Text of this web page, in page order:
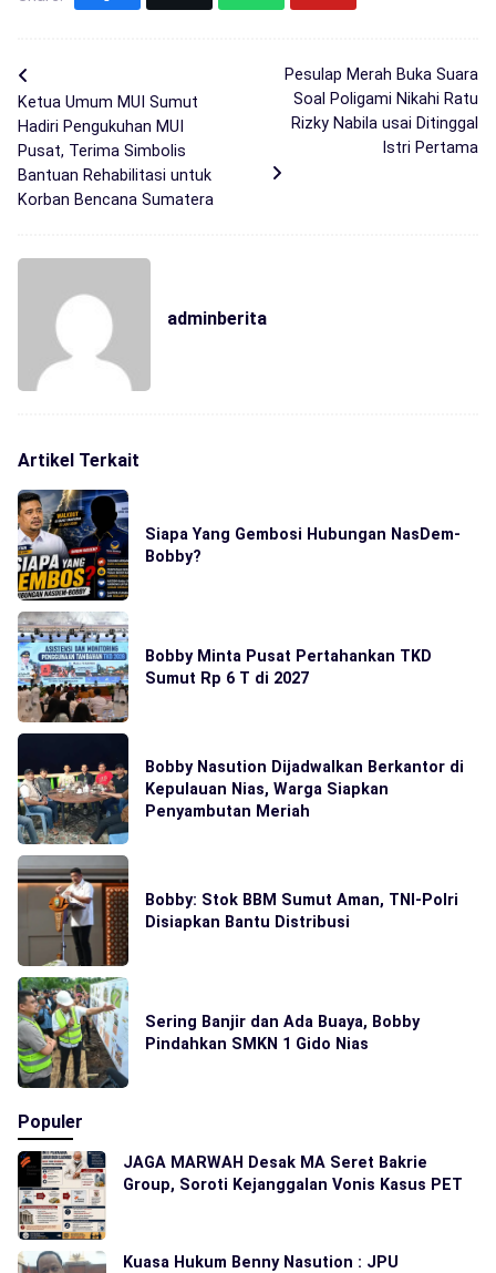
Ketua Umum MUI Sumut
Hadiri Pengukuhan MUI
Pusat, Terima Simbolis
Bantuan Rehabilitasi untuk
Korban Bencana Sumatera
Pesulap Merah Buka Suara
Soal Poligami Nikahi Ratu
Rizky Nabila usai Ditinggal
Istri Pertama
adminberita
Artikel Terkait
Siapa Yang Gembosi Hubungan NasDem-
Bobby?
Bobby Minta Pusat Pertahankan TKD
Sumut Rp 6 T di 2027
Bobby Nasution Dijadwalkan Berkantor di
Kepulauan Nias, Warga Siapkan
Penyambutan Meriah
Bobby: Stok BBM Sumut Aman, TNI-Polri
Disiapkan Bantu Distribusi
Sering Banjir dan Ada Buaya, Bobby
Pindahkan SMKN 1 Gido Nias
Populer
JAGA MARWAH Desak MA Seret Bakrie
Group, Soroti Kejanggalan Vonis Kasus PET
Kuasa Hukum Benny Nasution : JPU